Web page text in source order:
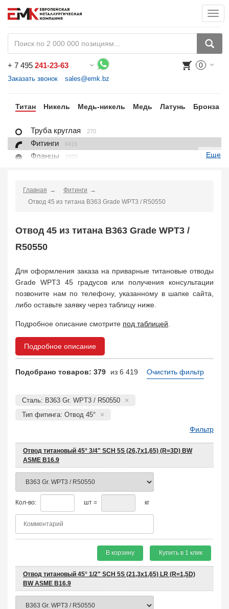
+ 7 495 241-23-63
Заказать звонок sales@emk.bz
0
Титан Никель Медь-никель Медь Латунь Бронза
Труба круглая 270
Фитинги 6419
Фланцы 1022
Проволока 16
Поковка
Еще
Главная
Фитинги
Отвод 45 из титана B363 Grade WPT3 / R50550
Отвод 45 из титана B363 Grade WPT3 /
R50550
Для оформления заказа на приварные титановые отводы
Grade WPT3 45 градусов или получения консультации
позвоните нам по телефону, указанному в шапке сайта,
либо оставьте заявку через таблицу ниже.
Подробное описание смотрите под таблицей
Подробное описание
Подобрано товаров: 379 из 6 419 Очистить фильтр
Сталь: B363 Gr. WPT3 / R50550
Тип фитинга: Отвод 45°
Фильтр
Отвод титановый 45° 3/4" SCH 5S (26,7х1,65) (R=3D) BW
ASME B16.9
Кол-во: шт = кг
В корзину Купить в 1 клик
Отвод титановый 45° 1/2" SCH 5S (21,3х1,65) LR (R=1,5D)
BW ASME B16.9